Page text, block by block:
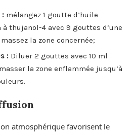
: mélangez 1 goutte d’huile
thujanol-4 avec 9 gouttes d’une
la zone concernée;
: Diluer 2 gouttes avec 10 ml
la zone enflammée jusqu’à
atmosphérique favorisent le